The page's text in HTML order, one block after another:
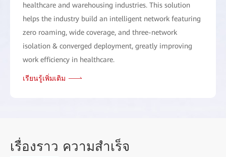
healthcare and warehousing industries. This solution
helps the industry build an intelligent network featuring
zero roaming, wide coverage, and three-network
isolation & converged deployment, greatly improving
work efficiency in healthcare.
เรียนรู้เพิ่มเติม
เรื่องราว ความสำเร็จ